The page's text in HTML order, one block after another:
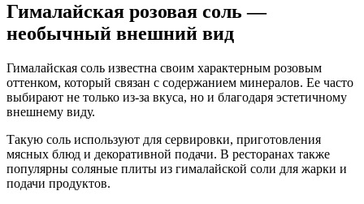
Гималайская розовая соль —
необычный внешний вид
Гималайская соль известна своим характерным розовым
оттенком, который связан с содержанием минералов. Ее часто
выбирают не только из-за вкуса, но и благодаря эстетичному
внешнему виду.
Такую соль используют для сервировки, приготовления
мясных блюд и декоративной подачи. В ресторанах также
популярны соляные плиты из гималайской соли для жарки и
подачи продуктов.